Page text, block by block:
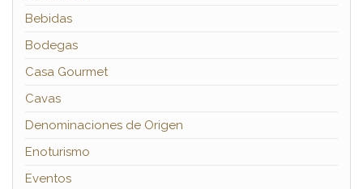
Bebidas
Bodegas
Casa Gourmet
Cavas
Denominaciones de Origen
Enoturismo
Eventos